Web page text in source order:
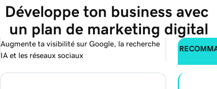
Développe ton business avec
un plan de marketing digital
Augmente ta visibilité sur Google, la recherche
IA et les réseaux sociaux